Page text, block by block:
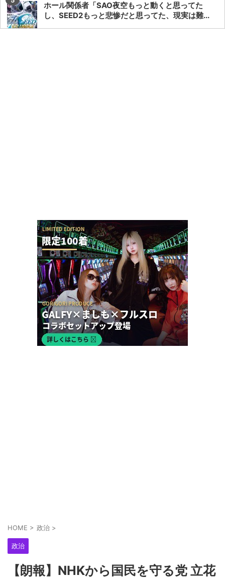
ホール関係者「SAO夜空もっと動くと思ってた
し、SEED2もっと悲惨だと思ってた、現実は難...
ネイルが特徴的な女性演者さん「指が気になって
仕方ない、スロには不向き」とインスタで言われ
て...
HOME > 政治 >
政治
【朗報】NHKから国民を守る党 立花